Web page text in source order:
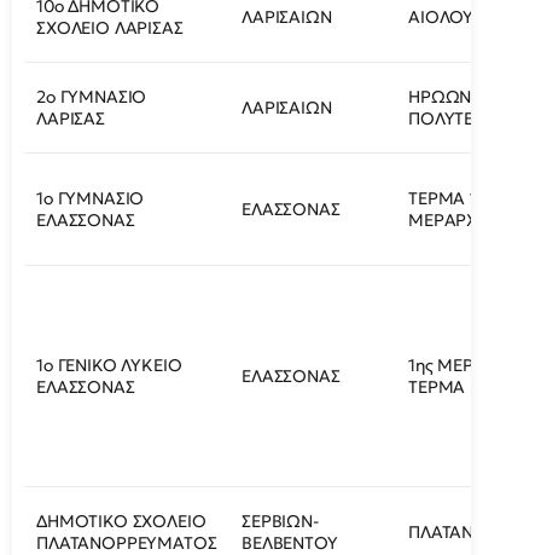
10ο ΔΗΜΟΤΙΚΟ
ΣΧΟΛΕΙΟ ΛΑΡΙΣΑΣ
ΛΑΡΙΣΑΙΩΝ ΑΙΟΛΟΥ 2
2ο ΓΥΜΝΑΣΙΟ
ΛΑΡΙΣΑΣ
ΛΑΡΙΣΑΙΩΝ
ΗΡΩΩΝ
ΠΟΛΥΤΕΧΝΕΙΟΥ
1ο ΓΥΜΝΑΣΙΟ
ΕΛΑΣΣΟΝΑΣ
ΕΛΑΣΣΟΝΑΣ
ΤΕΡΜΑ 1ης
ΜΕΡΑΡΧΙΑΣ
1ο ΓΕΝΙΚΟ ΛΥΚΕΙΟ
ΕΛΑΣΣΟΝΑΣ
ΕΛΑΣΣΟΝΑΣ
1ης ΜΕΡΑΡΧΙΑΣ
ΤΕΡΜΑ
ΔΗΜΟΤΙΚΟ ΣΧΟΛΕΙΟ
ΠΛΑΤΑΝΟΡΡΕΥΜΑΤΟΣ
ΣΕΡΒΙΩΝ-
ΒΕΛΒΕΝΤΟΥ